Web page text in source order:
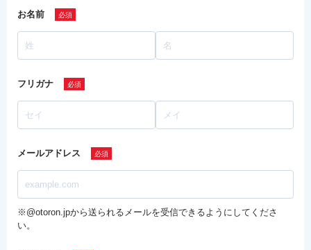
お名前
フリガナ
メールアドレス
※@otoron.jpから送られるメールを受信できるようにしてくださ
い。